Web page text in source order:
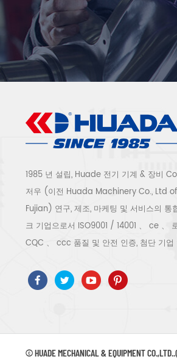
1985 년 설립, Huade 전기 기계 & 장비
저우 (이전 Huada Machinery Co., Ltd
Fujian) 연구, 제조, 마케팅 및 서비스의 통
크 기업으로서 ISO9001 / 14001 、 ce 、 로
CQC 、 ccc 품질 및 안전 인증, 첨단 기업
일 프리, 스크롤 유형, 피스톤 유형, 건조기,
에 대한 최고의 부품 주조 조립. 또한 우리
© HUADE MECHANICAL & EQUIPMENT